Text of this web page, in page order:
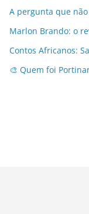
A pergunta que
Marlon Brando: o
Contos Africanos:
🎨 Quem foi